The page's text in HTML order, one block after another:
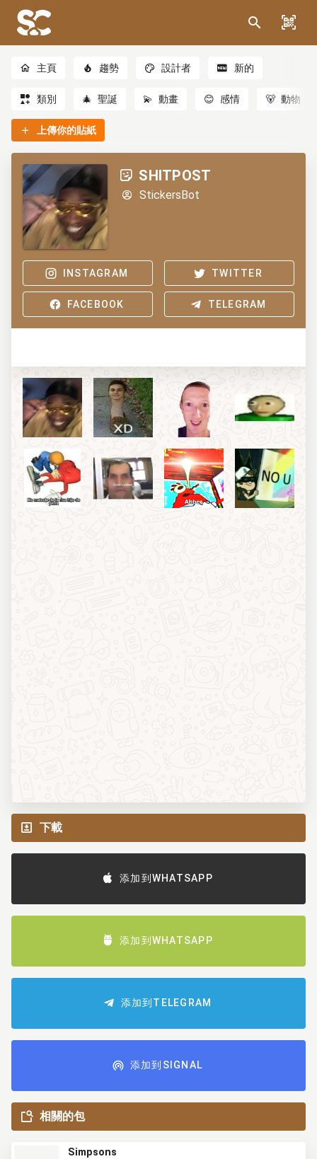
主頁 趨勢 設計者 新的
類別 🎄 聖誕 💫 動畫 😊 感情 🐻 動物
上傳你的貼紙
SHITPOST
StickersBot
INSTAGRAM TWITTER
FACEBOOK TELEGRAM
下載
添加到WHATSAPP
添加到WHATSAPP
添加到TELEGRAM
添加到SIGNAL
相關的包
Simpsons